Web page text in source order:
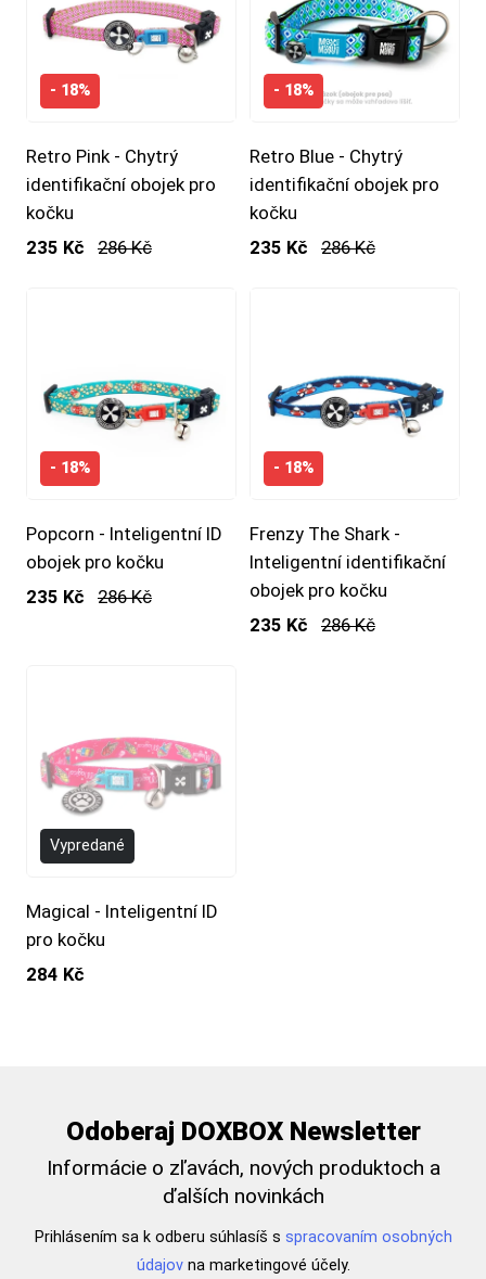
- 18%
Retro Pink - Chytrý
identifikační obojek pro
kočku
235 Kč
286 Kč
- 18%
Retro Blue - Chytrý
identifikační obojek pro
kočku
235 Kč
286 Kč
- 18%
Popcorn - Inteligentní ID
obojek pro kočku
235 Kč
286 Kč
- 18%
Frenzy The Shark -
Inteligentní identifikační
obojek pro kočku
235 Kč
286 Kč
Vypredané
Magical - Inteligentní ID
pro kočku
284 Kč
Odoberaj DOXBOX Newsletter
Informácie o zľavách, nových produktoch a
ďalších novinkách
Prihlásením sa k odberu súhlasíš s spracovaním osobných
údajov na marketingové účely.